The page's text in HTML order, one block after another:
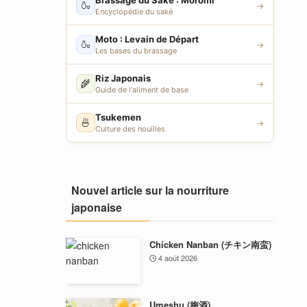
🍶
Encyclopédie du saké
→
🍶 Moto : Levain de Départ
Les bases du brassage
→
🌾 Riz Japonais
Guide de l'aliment de base
→
🍜 Tsukemen
Culture des nouilles
→
Nouvel article sur la nourriture
japonaise
Chicken Nanban (チキン南蛮)
4 août 2026